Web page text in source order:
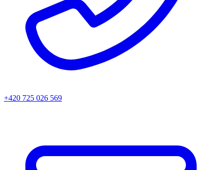
+420 725 026 569